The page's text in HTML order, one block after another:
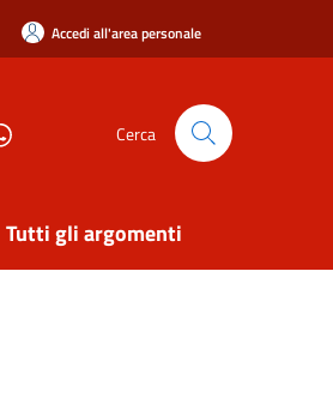
Accedi all'area personale
Cerca
Tutti gli argomenti